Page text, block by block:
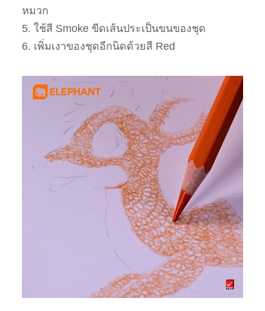
หมวก
5. ใช้สี Smoke ขีดเส้นประเป็นขนของชุด
6. เพิ่มเงาของชุดอีกนิดด้วยสี Red